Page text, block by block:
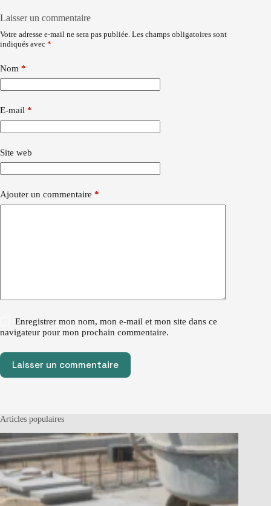
Laisser un commentaire
Votre adresse e-mail ne sera pas publiée. Les champs obligatoires sont
indiqués avec *
Nom *
E-mail *
Site web
Ajouter un commentaire *
Enregistrer mon nom, mon e-mail et mon site dans ce
navigateur pour mon prochain commentaire.
Laisser un commentaire
Articles populaires